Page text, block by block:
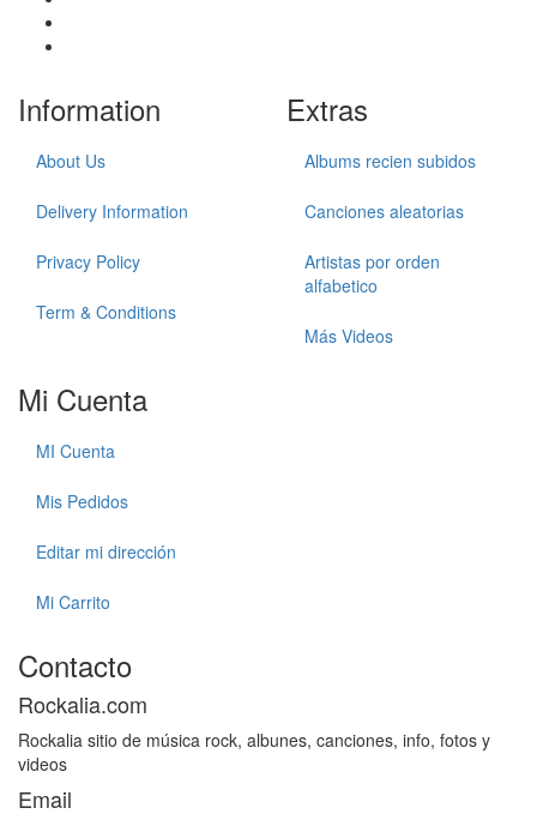
Information
About Us
Delivery Information
Privacy Policy
Term & Conditions
Extras
Albums recien subidos
Canciones aleatorias
Artistas por orden
alfabetico
Más Videos
Mi Cuenta
MI Cuenta
Mis Pedidos
Editar mi dirección
Mi Carrito
Contacto
Rockalia.com
Rockalia sitio de música rock, albunes, canciones, info, fotos y
videos
Email